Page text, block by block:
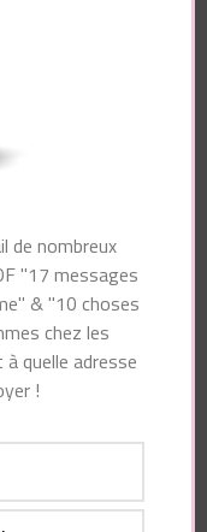
et mon site dans
commentaire.
de nombreux
"17 messages
& "10 choses
chez les
quelle adresse
!